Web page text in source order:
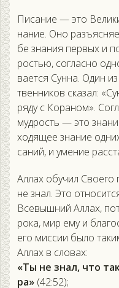
Пи­сание — это
нание. Оно
бе зна­ния пер­вых и
ростью, сог­ласно
ва­ет­ся Сун­на. Один
твен­ни­ков ска­зал:
ряду с Ко­раном».
муд­рость — это
хо­дящее зна­ние
саний, и уме­ние
Ал­лах обу­чил Сво­его
не знал. Это
Все­выш­ний Ал­лах,
рока, мир ему и
его мис­сии бы­ло
Ал­лах в сло­вах:
«Ты не знал, что
ра» (42:52);